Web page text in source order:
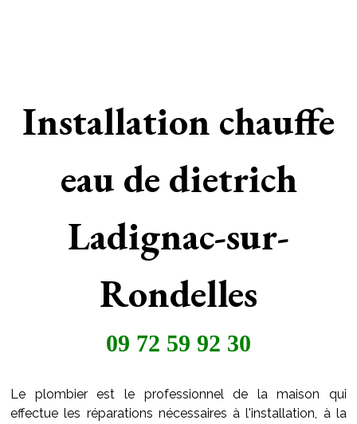
Installation chauffe
eau de dietrich
Ladignac-sur-
Rondelles
09 72 59 92 30
Le plombier est le professionnel de la maison qui
effectue les réparations nécessaires à l'installation, à la